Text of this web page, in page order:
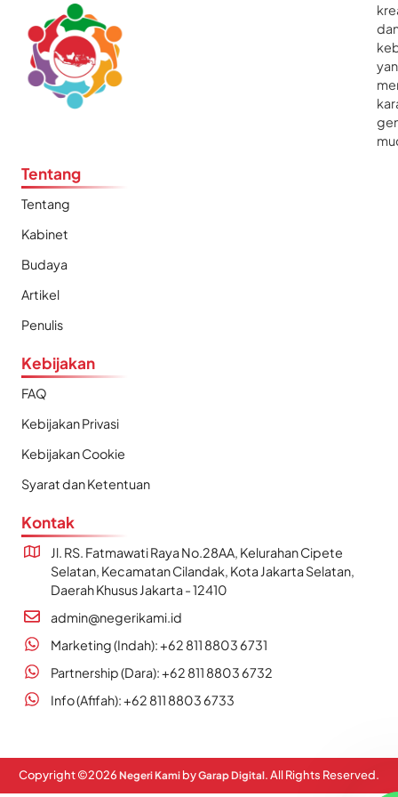
Tentang
Tentang
Kabinet
Budaya
Artikel
Penulis
Kebijakan
FAQ
Kebijakan Privasi
Kebijakan Cookie
Syarat dan Ketentuan
Kontak
Jl. RS. Fatmawati Raya No.28AA, Kelurahan Cipete
Selatan, Kecamatan Cilandak, Kota Jakarta Selatan,
Daerah Khusus Jakarta - 12410
admin@negerikami.id
Marketing (Indah): +62 811 8803 6731
Partnership (Dara): +62 811 8803 6732
Info (Afifah): +62 811 8803 6733
Copyright ©2026 Negeri Kami byGarap Digital. All Rights Reserved.